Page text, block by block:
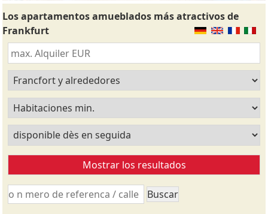
Los apartamentos amueblados más atractivos de
Frankfurt